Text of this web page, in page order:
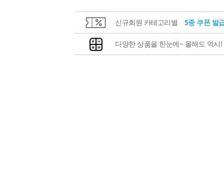
신규회원 카테고리별 5종 쿠폰 발
다양한 상품을 한눈에~ 올해도 역시!